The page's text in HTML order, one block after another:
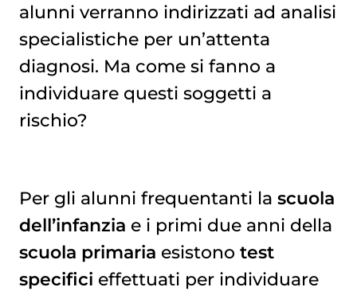
alunni verranno indirizzati ad analisi
specialistiche per un’attenta
diagnosi. Ma come si fanno a
individuare questi soggetti a
rischio?
Per gli alunni frequentanti la scuola
dell’infanzia e i primi due anni della
scuola primaria esistono test
specifici effettuati per individuare